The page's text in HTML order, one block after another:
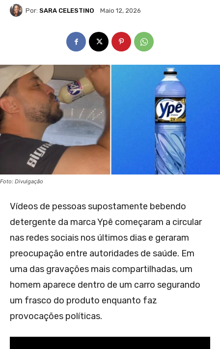
Por: SARA CELESTINO Maio 12, 2026
Foto: Divulgação
Vídeos de pessoas supostamente bebendo
detergente da marca Ypê começaram a circular
nas redes sociais nos últimos dias e geraram
preocupação entre autoridades de saúde. Em
uma das gravações mais compartilhadas, um
homem aparece dentro de um carro segurando
um frasco do produto enquanto faz
provocações políticas.